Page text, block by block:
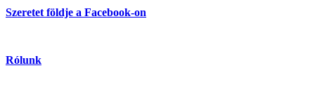
Szeretet földje a Facebook-on
Rólunk